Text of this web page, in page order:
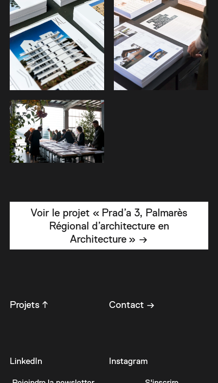
Voir le projet « Prad’a 3, Palmarès
Régional d’architecture en
Architecture » →
Projets ↑ Contact →
LinkedIn Instagram